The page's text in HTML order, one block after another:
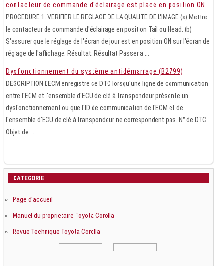
contacteur de commande d'éclairage est placé en position ON
PROCEDURE 1. VERIFIER LE REGLAGE DE LA QUALITE DE L'IMAGE (a) Mettre
le contacteur de commande d'éclairage en position Tail ou Head. (b)
S'assurer que le réglage de l'écran de jour est en position ON sur l'écran de
réglage de l'affichage. Résultat: Résultat Passer a ...
Dysfonctionnement du système antidémarrage (B2799)
DESCRIPTION L'ECM enregistre ce DTC lorsqu'une ligne de communication
entre l'ECM et l'ensemble d'ECU de clé à transpondeur présente un
dysfonctionnement ou que l'ID de communication de l'ECM et de
l'ensemble d'ECU de clé à transpondeur ne correspondent pas. N° de DTC
Objet de ...
CATEGORIE
Page d'accueil
Manuel du proprietaire Toyota Corolla
Revue Technique Toyota Corolla